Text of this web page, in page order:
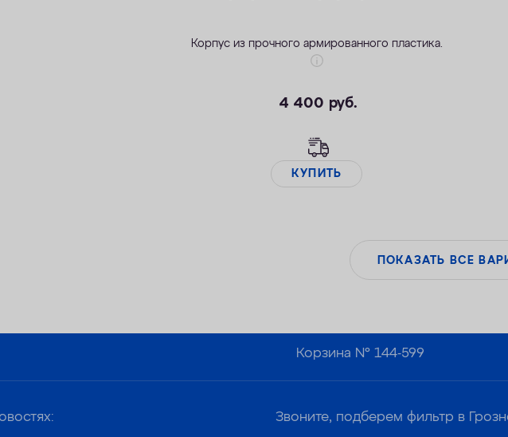
Корпус из прочного армированного пластика.
4 400 руб.
КУПИТЬ
ПОКАЗАТЬ ВСЕ
Корзина №144-599
Звоните, подберем фильтр в